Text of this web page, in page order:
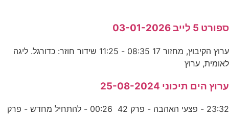
ספורט 5 לייב 03-01-2026
ערוץ הקיבוץ, מחזור 17 08:35 - 11:25 שידור חוזר: כדורגל. ליגה
לאומית, ערוץ
ערוץ הים תיכוני 25-08-2024
23:32 - פצעי האהבה - פרק 42 00:26 - להתחיל מחדש - פרק